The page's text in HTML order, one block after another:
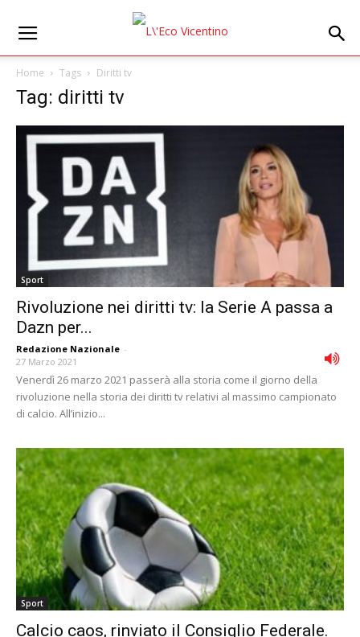
Home Tags Diritti tv
Tag: diritti tv
Sport
Rivoluzione nei diritti tv: la Serie A passa a
Dazn per...
Redazione Nazionale -
27 Marzo 2021
Venerdì 26 marzo 2021 passerà alla storia come il giorno della
rivoluzione nella storia dei diritti tv relativi al massimo campionato
di calcio. All’inizio...
Sport
Calcio caos, rinviato il Consiglio Federale.